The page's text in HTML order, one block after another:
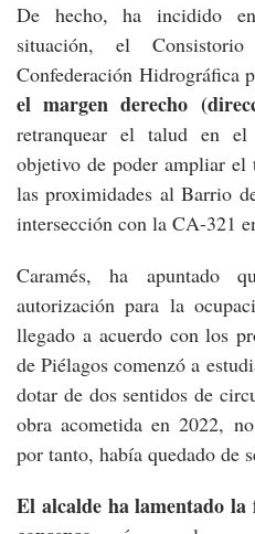
De hecho, ha incidido
situación, el
Confederación Hidrográfica
el margen derecho
retranquear el talud en
objetivo de poder ampliar
las proximidades al Barrio
intersección con la CA-321
Caramés, ha apuntado
autorización para la
llegado a acuerdo con los
de Piélagos comenzó a
dotar de dos sentidos de
obra acometida en 2022,
por tanto, había quedado de
El alcalde ha lamentado